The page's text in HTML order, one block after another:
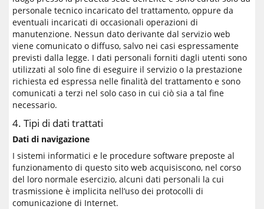
personale tecnico incaricato del trattamento, oppure da
eventuali incaricati di occasionali operazioni di
manutenzione. Nessun dato derivante dal servizio web
viene comunicato o diffuso, salvo nei casi espressamente
previsti dalla legge. I dati personali forniti dagli utenti sono
utilizzati al solo fine di eseguire il servizio o la prestazione
richiesta ed espressa nelle finalità del trattamento e sono
comunicati a terzi nel solo caso in cui ciò sia a tal fine
necessario.
4. Tipi di dati trattati
Dati di navigazione
I sistemi informatici e le procedure software preposte al
funzionamento di questo sito web acquisiscono, nel corso
del loro normale esercizio, alcuni dati personali la cui
trasmissione è implicita nell’uso dei protocolli di
comunicazione di Internet.